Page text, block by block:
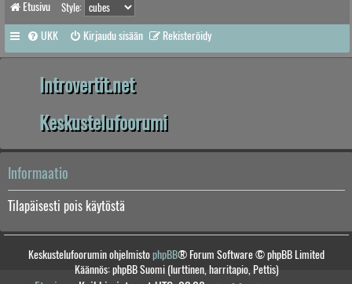
Etusivu Style:
UKK Kirjaudu sisään Rekisteröidy
Introvertit.net
Keskustelufoorumi
Informaatio
Tilapäisesti pois käytöstä
Keskustelufoorumin ohjelmistophpBB® Forum Software © phpBB Limited
Käännös: phpBB Suomi (lurttinen, harritapio, Pettis)